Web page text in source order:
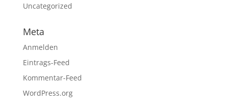
Uncategorized
Meta
Anmelden
Eintrags-Feed
Kommentar-Feed
WordPress.org